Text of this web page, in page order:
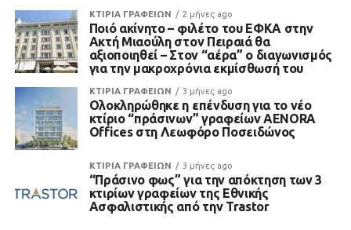
ΚΤΙΡΙΑ ΓΡΑΦΕΙΩΝ 2 μήνες ago
Ποιό ακίνητο – φιλέτο του ΕΦΚΑ στην
Ακτή Μιαούλη στον Πειραιά θα
αξιοποιηθεί – Στον “αέρα” ο διαγωνισμός
για την μακροχρόνια εκμίσθωσή του
ΚΤΙΡΙΑ ΓΡΑΦΕΙΩΝ 3 μήνες ago
Ολοκληρώθηκε η επένδυση για το νέο
κτίριο “πράσινων” γραφείων AENORA
Offices στη Λεωφόρο Ποσειδώνος
ΚΤΙΡΙΑ ΓΡΑΦΕΙΩΝ 3 μήνες ago
“Πράσινο φως” για την απόκτηση των 3
κτιρίων γραφείων της Εθνικής
Ασφαλιστικής από την Trastor